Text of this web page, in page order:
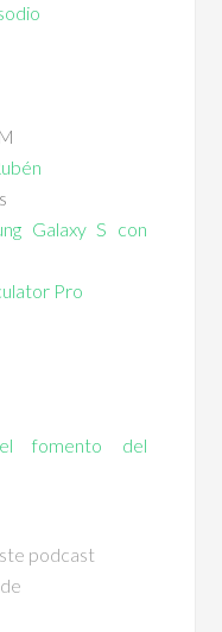
Galaxy S con
Pro
fomento del
podcast